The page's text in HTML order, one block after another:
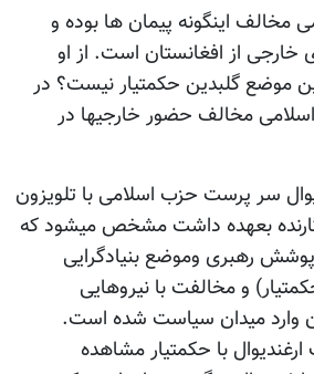
اینگونه پیمان ها بوده و
از افغانستان است. از او
موضع گلبدین حکمتیار نیست؟ در
مخالف حضور خارجیها در
سر پرست حزب اسلامی با تلویزون
نگارنده بعهده داشت مشخص میشود که
رهبری وموضع بنیادگرایی
و مخالفت با نیروهایی
وارد میدان سیاست شده است.
با حکمتیار مشاهده